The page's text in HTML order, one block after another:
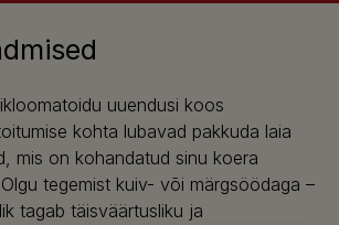
uuendusi koos
kohta lubavad pakkuda laia
mis on kohandatud sinu koera
tegemist kuiv- või märgsöödaga –
tagab täisväärtusliku ja